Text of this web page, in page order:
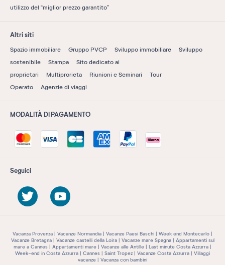
utilizzo del “miglior prezzo garantito”
Altri siti
Spazio immobiliare Gruppo PVCP Sviluppo immobiliare
Sviluppo
sostenibile
Stampa
Sito dedicato ai
proprietari
Multiprorieta Riunioni e Seminari
Tour
Operato
Agenzie di viaggi
MODALITÀ DI PAGAMENTO
Seguici
Vacanza Provenza Vacanze Normandia Vacanze Paesi Baschi
Week end Montecarlo
Vacanze Bretagna
Vacanze castelli della Loira Vacanze mare Spagna
Appartamenti sul
mare a Cannes
Appartamenti mare Vacanze alle Antille
Last minute Costa Azzurra
Week-end in Costa Azzurra
Cannes Saint Tropez Vacanze Costa Azzurra
Villaggi
vacanze
Vacanza con bambini